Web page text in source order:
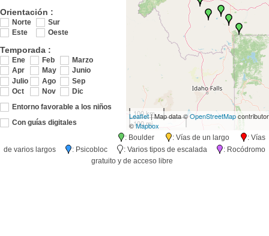
Orientación :
Norte
Sur
Este
Oeste
Temporada :
Ene Feb
Marzo
Apr
May
Junio
Julio
Ago
Sep
Oct
Nov
Dic
Entorno favorable a los niños
Con guías digitales
100 km
100 mi
Leaflet| Map data ©OpenStreetMap
©Mapbox
: Boulder : Vías de un largo
: Vías
de varios largos
: Psicobloc : Varios tipos de escalada
: Rocódromo
gratuito y de acceso libre